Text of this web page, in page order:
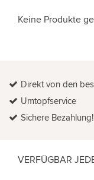
Keine Produkte
Direkt von den
Umtopfservice
Sichere Bezahlung!
VERFÜGBAR